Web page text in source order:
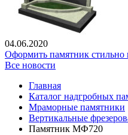
04.06.2020
Оформить памятник
Все новости
Главная
Каталог надгробных
Мраморные памятники
Вертикальные
Памятник МФ720